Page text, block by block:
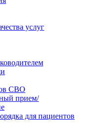
услуг
СВО
прием/
для пациентов